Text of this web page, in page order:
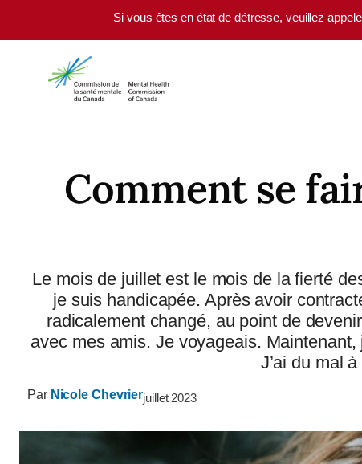
Skip to main contentSi vous êtes en état de détresse, veuillez
Comment se
Le mois de juillet est le mois de la fierté
je suis handicapée. Après avoir
radicalement changé, au point de
avec mes amis. Je voyageais.
J’ai du mal
Par Nicole Chevrierjuillet 2023